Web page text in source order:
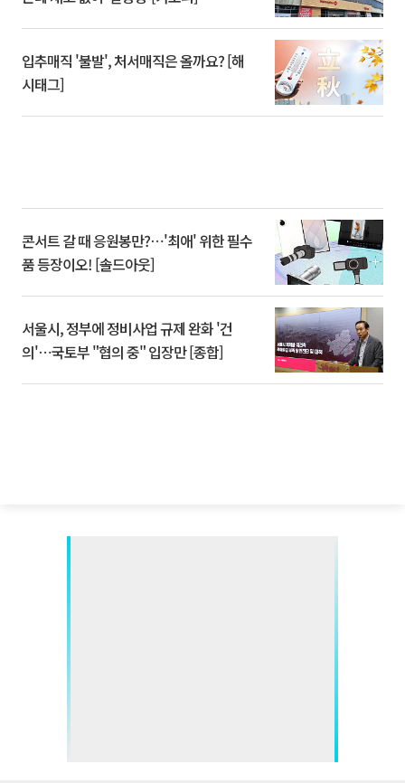
입추매직 '불발', 처서매직은 올까요? [해
시태그]
콘서트 갈 때 응원봉만?⋯'최애' 위한 필수
품 등장이오! [솔드아웃]
서울시, 정부에 정비사업 규제 완화 '건
의'⋯국토부 "협의 중" 입장만 [종합]